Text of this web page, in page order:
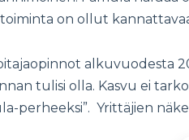
on ollut
alkuvuodesta
tulisi olla. Kasvu ei
perheeksi”. Yrittäjien